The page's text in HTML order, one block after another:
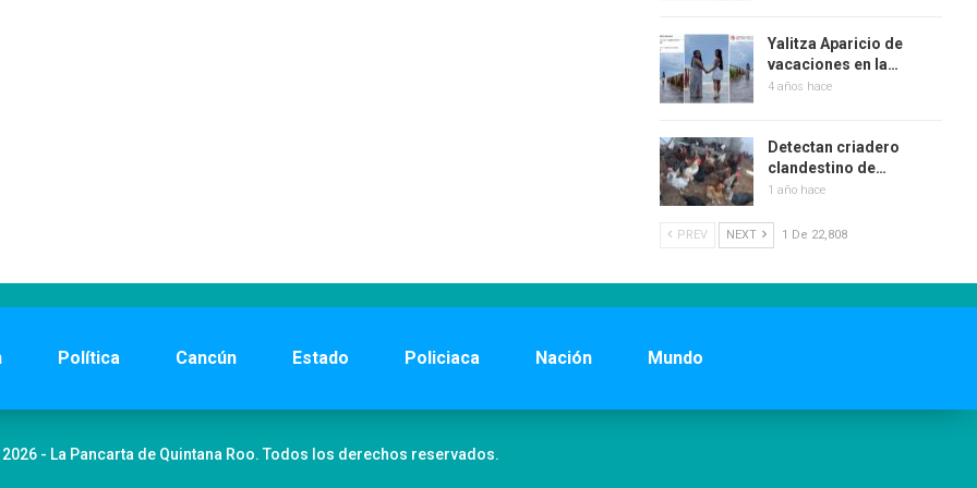
Yalitza Aparicio de
vacaciones en la…
4 años hace
Detectan criadero
clandestino de…
1 año hace
PREV NEXT 1 De 22,808
Política Cancún Estado Policiaca Nación Mundo
- La Pancarta de Quintana Roo. Todos los derechos reservados.